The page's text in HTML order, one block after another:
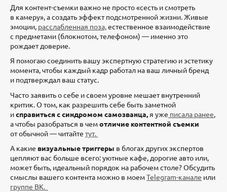
Для контент-съемки важно не просто «сесть и смотреть
в камеру», а создать эффект подсмотренной жизни. Живые
эмоции, расслабленная поза,естественное взаимодействие
с предметами (блокнотом, телефоном) — именно это
рождает доверие.
Я помогаю соединить вашу экспертную стратегию и эстетику
момента, чтобы каждый кадр работал на ваш личный бренд
и подтверждал ваш статус.
Часто заявить о себе и своем уровне мешает внутренний
критик. О том, как разрешить себе быть заметной
исправиться с синдромом самозванца, я уже писала ранее,
а чтобы разобраться в чемотличие контентной съемки
от обычной — читайте тут.
А какие визуальные триггеры в блогах других экспертов
цепляют вас больше всего: уютные кафе, дорогие авто или,
может быть, идеальный порядок на рабочем столе? Обсудить
смыслы вашего контента можно в моемTelegram-канале или
группе ВК.